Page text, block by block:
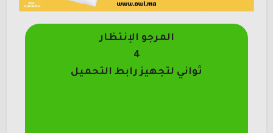
المرجو الإنتظار
4
ثواني لتجهيز رابط التحميل